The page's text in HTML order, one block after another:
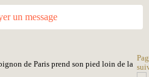
un message
de Paris prend son pied loin de la